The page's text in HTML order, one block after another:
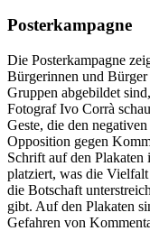
Posterkampagne
Die Posterkampagne
Bürgerinnen und
Gruppen abgebildet
Fotograf Ivo Corrà
Geste, die den
Opposition gegen
Schrift auf den Plakaten
platziert, was die Vielfalt
die Botschaft
gibt. Auf den Plakaten
Gefahren von